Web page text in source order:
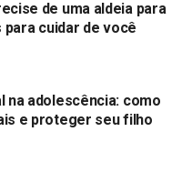
de uma aldeia para
cuidar de você
na adolescência: como
e proteger seu filho